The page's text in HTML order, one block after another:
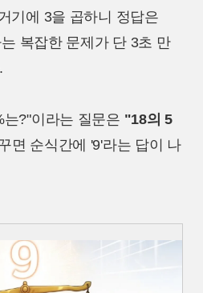
기에 3을 곱하니 정답은
복잡한 문제가 단 3초 만
?"이라는 질문은 "18의 5
면 순식간에 '9'라는 답이 나